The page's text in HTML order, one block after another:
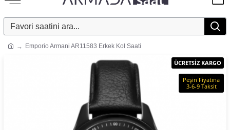
Emporio Armani AR11583 Erkek Kol Saati
ÜCRETSİZ KARGO
Peşin Fiyatına
3-6-9 Taksit